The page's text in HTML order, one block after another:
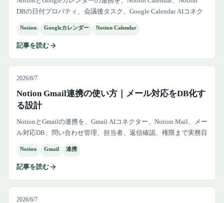
DBの日付プロパティ、会議後タスク、Google Calendar AIコネク
Notion Googleカレンダー Notion Calendar
記事を読む
2026/6/7
Notion Gmail連携の使い方｜メール対応をDB化す
る設計
NotionとGmailの連携を、Gmail AIコネクター、Notion Mail、メー
ル対応DB、問い合わせ管理、担当者、返信確認、権限まで実務目
Notion Gmail 連携
記事を読む
2026/6/7